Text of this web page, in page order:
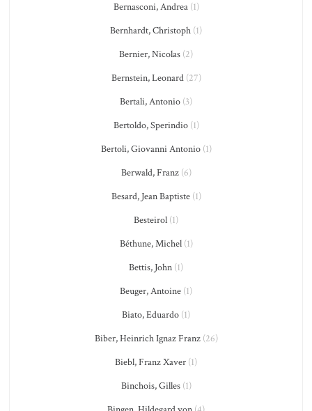
Bernasconi, Andrea(1)
Bernhardt, Christoph (1)
Bernier, Nicolas (2)
Bernstein, Leonard(27)
Bertali, Antonio (3)
Bertoldo, Sperindio(1)
Bertoli, Giovanni Antonio(1)
Berwald, Franz(6)
Besard, Jean Baptiste(1)
Besteirol (1)
Béthune, Michel(1)
Bettis, John (1)
Beuger, Antoine (1)
Biato, Eduardo (1)
Biber, Heinrich Ignaz Franz(26)
Biebl, Franz Xaver (1)
Binchois, Gilles(1)